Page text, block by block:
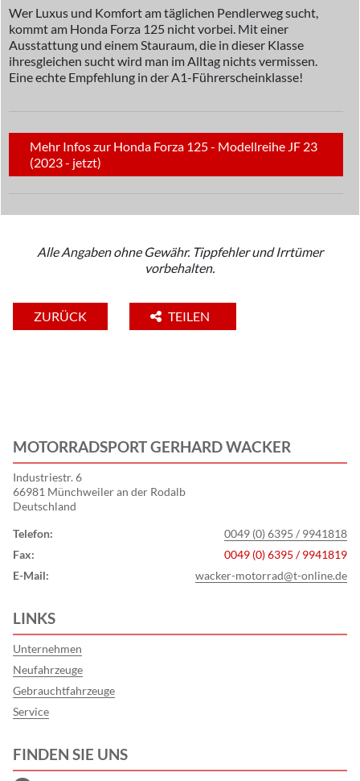
Wer Luxus und Komfort am täglichen Pendlerweg sucht,
kommt am Honda Forza 125 nicht vorbei. Mit einer
Ausstattung und einem Stauraum, die in dieser Klasse
ihresgleichen sucht wird man im Alltag nichts vermissen.
Eine echte Empfehlung in der A1-Führerscheinklasse!
Mehr Infos zur Honda Forza 125 - Modellreihe JF 23
(2023 - jetzt)
Alle Angaben ohne Gewähr. Tippfehler und Irrtümer
vorbehalten.
ZURÜCK TEILEN
MOTORRADSPORT GERHARD WACKER
Industriestr. 6
66981 Münchweiler an der Rodalb
Deutschland
Telefon:
0049 (0) 6395 / 9941818
Fax:
0049 (0) 6395 / 9941819
E-Mail:
wacker-motorrad@t-online.de
LINKS
Unternehmen
Neufahrzeuge
Gebrauchtfahrzeuge
Service
FINDEN SIE UNS